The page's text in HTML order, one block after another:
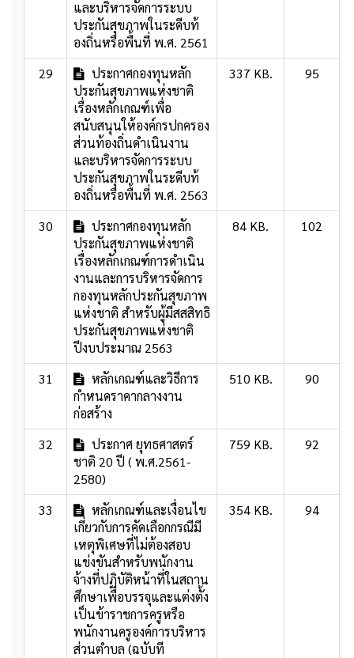
และบริหารจัดการระบบ
ประกันสุขภาพในระดีบท้
องถิ่นหรือพื้นที่ พ.ศ. 2561
29
ประกาศกองทุนหลัก
ประกันสุขภาพแห่งชาติ
เรื่องหลักเกณฑ์เพื่อ
สนับสนุนให้องค์กรปกครอง
ส่วนท้องถิ่นดำเนินงาน
และบริหารจัดการระบบ
ประกันสุขภาพในระดีบท้
องถิ่นหรือพื้นที่ พ.ศ. 2563
337 KB. 95
30
ประกาศกองทุนหลัก
ประกันสุขภาพแห่งชาติ
เรื่องหลักเกณฑ์การดำเนิน
งานและการบริหารจัดการ
กองทุนหลักประกันสุขภาพ
แห่งชาติ สำหรับผู้มีสสสิทธิ
ประกันสุขภาพแห่งชาติ
ปีงบประมาณ 2563
84 KB. 102
31
หลักเกณฑ์และวิธีการ
กำหนดราคากลางงาน
ก่อสร้าง
510 KB. 90
32
ประกาศ ยุทธศาสตร์
ชาติ 20 ปี ( พ.ศ.2561-
2580)
759 KB. 92
33
หลักเกณฑ์และเงื่อนไข
เกี่ยวกับการคัดเลือกกรณีมี
เหตุพิเศษที่ไม่ต้องสอบ
แข่งขันสำหรับพนักงาน
จ้างที่ปฏิบัติหน้าที่ในสถาน
ศึกษาเพื่อบรรจุและแต่งตั้ง
เป็นข้าราชการครูหรือ
พนักงานครูองค์การบริหาร
ส่วนตำบล (ฉบับที
354 KB. 94